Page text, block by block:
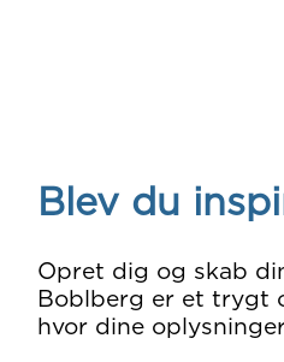
Blev du
Opret dig og skab
Boblberg er et trygt
hvor dine